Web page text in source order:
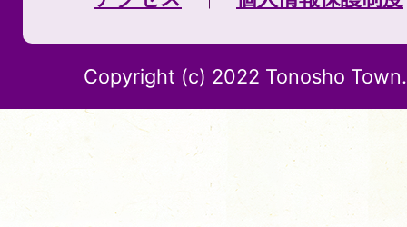
Copyright (c) 2022 Tonosho